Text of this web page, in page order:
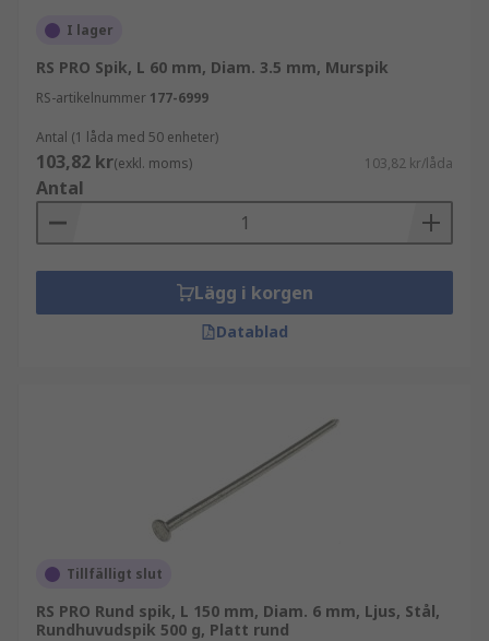
blank zinkpläterad ytbehandling.
I lager
RS PRO Spik, L 60 mm, Diam. 3.5 mm, Murspik
RS-artikelnummer 177-6999
Antal (1 låda med 50 enheter)
103,82 kr(exkl. moms) 103,82 kr/låda
Antal
Lägg i korgen
Datablad
Tillfälligt slut
RS PRO Rund spik, L 150 mm, Diam. 6 mm, Ljus, Stål,
Rundhuvudspik 500 g, Platt rund